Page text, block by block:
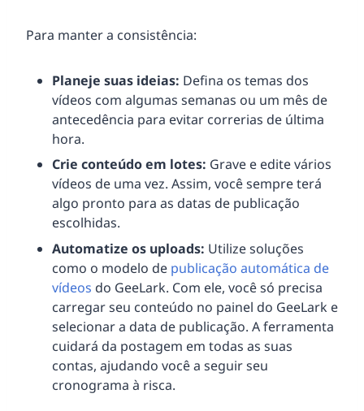
Para manter a consistência:
Planeje suas ideias: Defina os temas dos
vídeos com algumas semanas ou um mês de
antecedência para evitar correrias de última
hora.
Crie conteúdo em lotes: Grave e edite vários
vídeos de uma vez. Assim, você sempre terá
algo pronto para as datas de publicação
escolhidas.
Automatize os uploads: Utilize soluções
como o modelo de publicação automática de
vídeos do GeeLark. Com ele, você só precisa
carregar seu conteúdo no painel do GeeLark e
selecionar a data de publicação. A ferramenta
cuidará da postagem em todas as suas
contas, ajudando você a seguir seu
cronograma à risca.